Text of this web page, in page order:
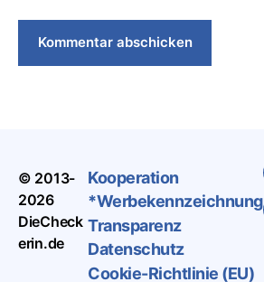
© 2013-
2026
DieCheck
erin.de
Kooperation
*Werbekennzeichnung
Transparenz
Datenschutz
Cookie-Richtlinie (EU)